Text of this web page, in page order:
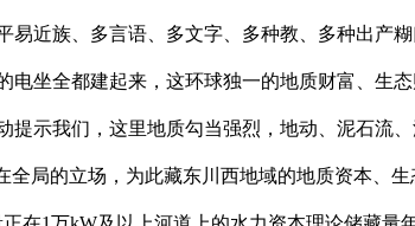
近族、多言语、多文字、多种教、多种出产
坐全都建起来，这环球独一的地质财富、生
示我们，这里地质勾当强烈，地动、泥石流
局的立场，为此藏东川西地域的地质资本、